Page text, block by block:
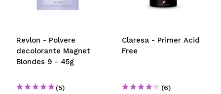
Revlon - Polvere
decolorante Magnet
Blondes 9 - 45g
(5)
Claresa - Primer Acid
Free
(6)